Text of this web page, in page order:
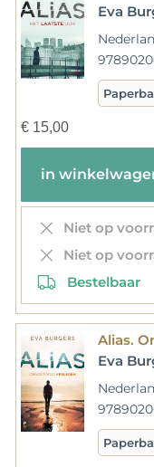
Eva
€15,00
in
Niet op
Niet op
Bestelbaar
Alias.
Eva